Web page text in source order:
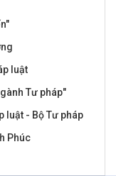
luật
Tư pháp"
luật - Bộ Tư pháp
Phúc